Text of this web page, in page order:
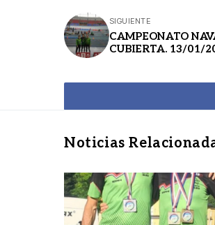
SIGUIENTE
CAMPEONATO
CUBIERTA. 13/01/
Noticias